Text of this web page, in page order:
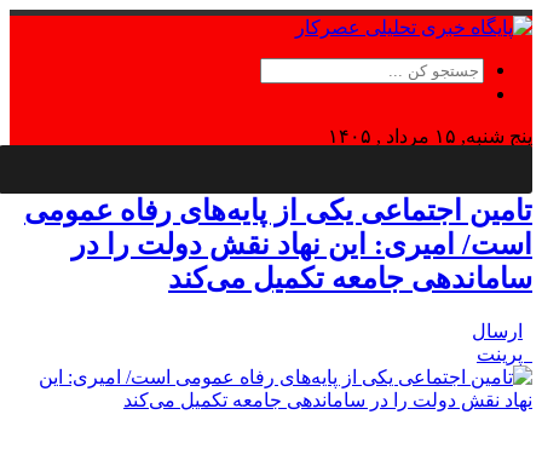
پنج شنبه, ۱۵ مرداد , ۱۴۰۵
تامین اجتماعی یکی از پایه‌های رفاه عمومی
است/ امیری: این نهاد نقش دولت را در
ساماندهی جامعه تکمیل می‌کند
ارسال
پرینت